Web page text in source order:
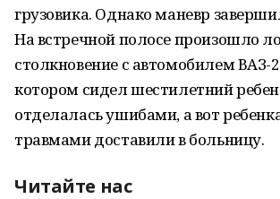
грузовика. Однако маневр
На встречной полосе произошло
столкновение с автомобилем ВАЗ-
котором сидел шестилетний
отделалась ушибами, а вот
травмами доставили в больницу.
Читайте нас